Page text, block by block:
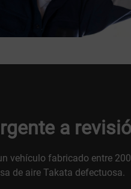
a
vehículo fabricado entre
de aire Takata defectuosa.